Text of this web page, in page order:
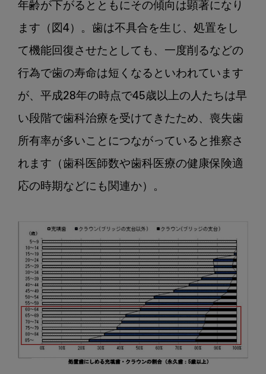
年齢が下がるとともにその傾向は顕著になり
ます（図4）。歯は不具合を生じ、処置をし
て機能回復させたとしても、一度削るなどの
行為で歯の寿命は短くなるといわれています
が、平成28年の時点で45歳以上の人たちは早
い段階で歯科治療を受けてきたため、喪失歯
所有率が多いことにつながっていると推察さ
れます（歯科医師数や歯科医療の健康保険適
応の時期などにも関連か）。